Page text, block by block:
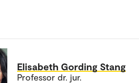
Elisabeth Gording Stang
Professor dr. jur.